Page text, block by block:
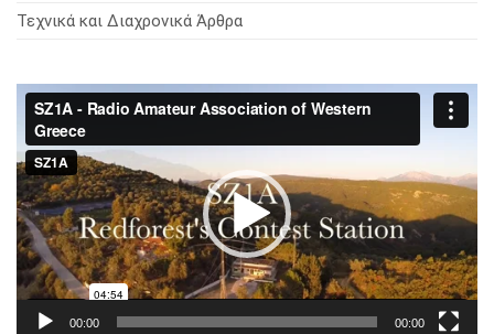
Τεχνικά και Διαχρονικά Άρθρα
Πρόγραμμα
Αναπαραγωγής
Βίντεο
00:00 00:00